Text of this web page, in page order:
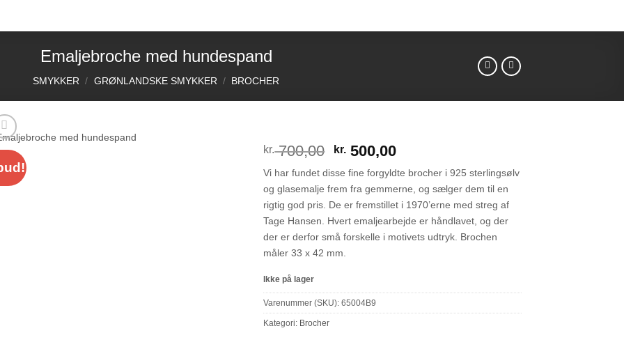
Emaljebroche med hundespand
SMYKKER / GRØNLANDSKE SMYKKER / BROCHER
kr.700,00 Den
pris
var:
kr. 700,00.
kr.500,00Den
pris
er:
kr. 500,00.
Vi har fundet disse fine forgyldte brocher i 925 sterlingsølv
og glasemalje frem fra gemmerne, og sælger dem til en
rigtig god pris. De er fremstillet i 1970’erne med streg af
Tage Hansen. Hvert emaljearbejde er håndlavet, og der
der er derfor små forskelle i motivets udtryk. Brochen
måler 33 x 42 mm.
Ikke på lager
Varenummer (SKU):65004B9
Kategori: Brocher